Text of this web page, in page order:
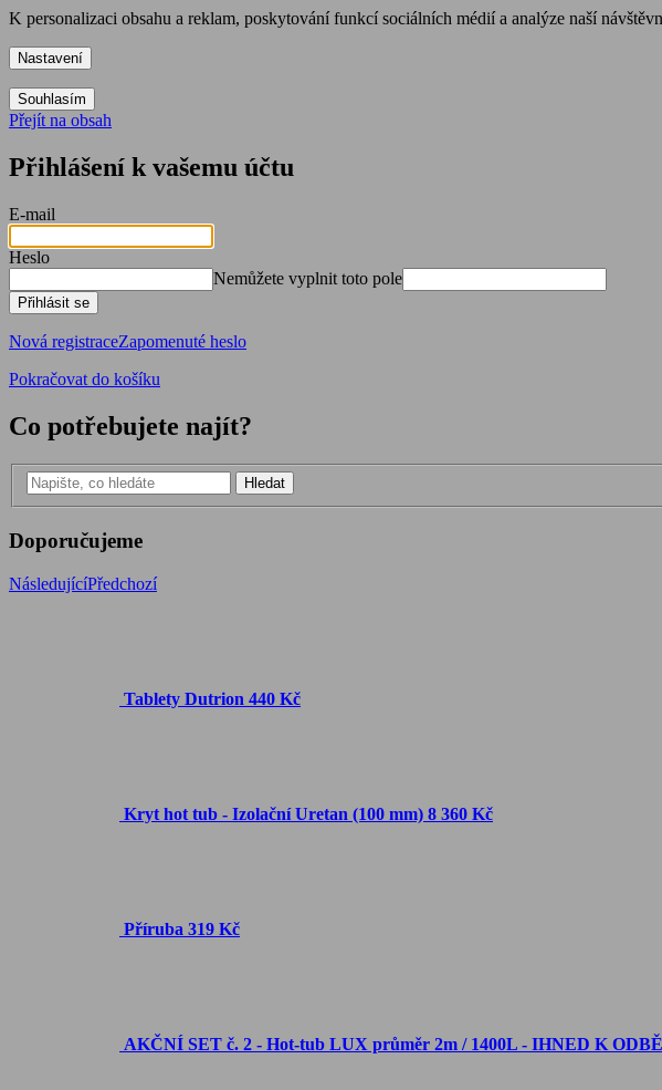
K personalizaci obsahu a reklam, poskytování funkcí sociálních médií a analýze naší
Nastavení
Souhlasím
Přejít na obsah
Přihlášení k vašemu účtu
E-mail
Heslo
Nemůžete vyplnit toto pole
Přihlásit se
Nová registraceZapomenuté heslo
Pokračovat do košíku
Co potřebujete najít?
Hledat
Doporučujeme
NásledujícíPředchozí
Tablety Dutrion 440 Kč
Kryt hot tub - Izolační Uretan (100 mm) 8 360 Kč
Příruba 319 Kč
AKČNÍ SET č. 2 - Hot-tub LUX průměr 2m / 1400L - IHNED K